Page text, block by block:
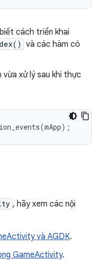
cách triển khai
và các hàm có
vừa xử lý sau khi thực
(mApp);
, hãy xem các nội
và AGDK.
GameActivity.